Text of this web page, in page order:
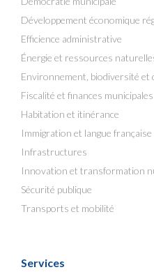
Développement économique
Efficience administrative
Énergie et ressources
Environnement, biodiversité et
Fiscalité et finances municipales
Habitation et itinérance
Immigration et langue française
Infrastructures
Innovation et transformation
Sécurité publique
Transports et mobilité
Services